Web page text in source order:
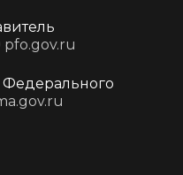
pfo.gov.ru
Федерального